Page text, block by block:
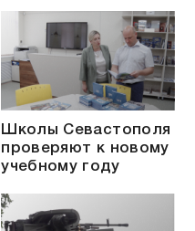
Школы Севастополя
проверяют к новому
учебному году